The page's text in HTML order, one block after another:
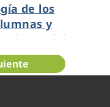
de los
y
del